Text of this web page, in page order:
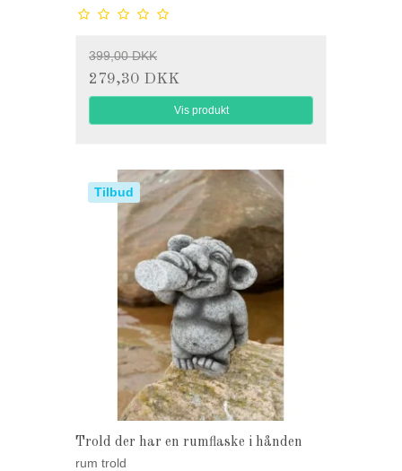
399,00 DKK
279,30 DKK
Vis produkt
Tilbud
Trold der har en rumflaske i hånden
rum trold